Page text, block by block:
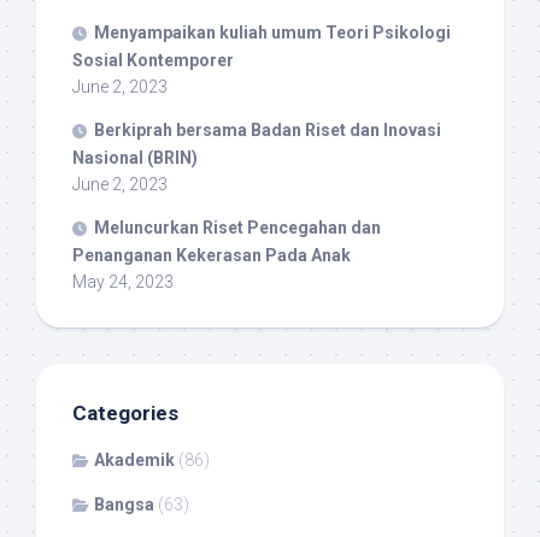
Menyampaikan kuliah umum Teori Psikologi
Sosial Kontemporer
June 2, 2023
Berkiprah bersama Badan Riset dan Inovasi
Nasional (BRIN)
June 2, 2023
Meluncurkan Riset Pencegahan dan
Penanganan Kekerasan Pada Anak
May 24, 2023
Categories
Akademik (86)
Bangsa (63)